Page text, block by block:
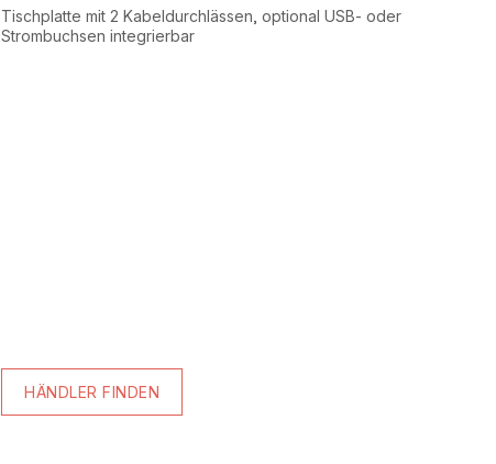
Tischplatte mit 2 Kabeldurchlässen, optional USB- oder
Strombuchsen integrierbar
HÄNDLER FINDEN